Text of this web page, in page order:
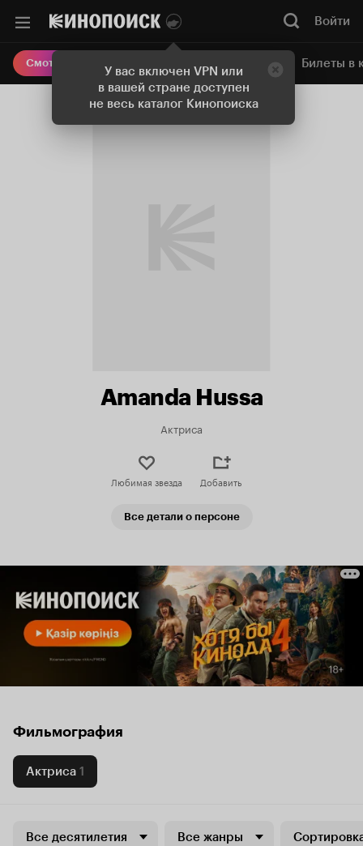
У вас включен VPN или
в вашей стране доступен
не весь каталог Кинопоиска
Войти
Смотреть кино Онлайн-кинотеатр Билеты в
Amanda Hussa
Актриса
Любимая звезда Добавить
Все детали о персоне
Фильмография
Актриса 1
Все десятилетия Все жанры